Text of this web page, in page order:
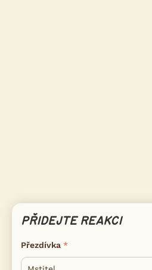
PŘIDEJTE REAKCI
Přezdívka